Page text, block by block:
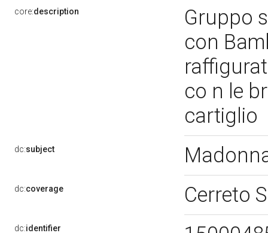
core:description
Gruppo
con
co n le
cartiglio
dc:subject
dc:coverage Cerreto
dc:identifier